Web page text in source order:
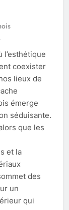
l’esthétique
coexister
lieux de
émerge
séduisante.
que les
et la
des
un
qui